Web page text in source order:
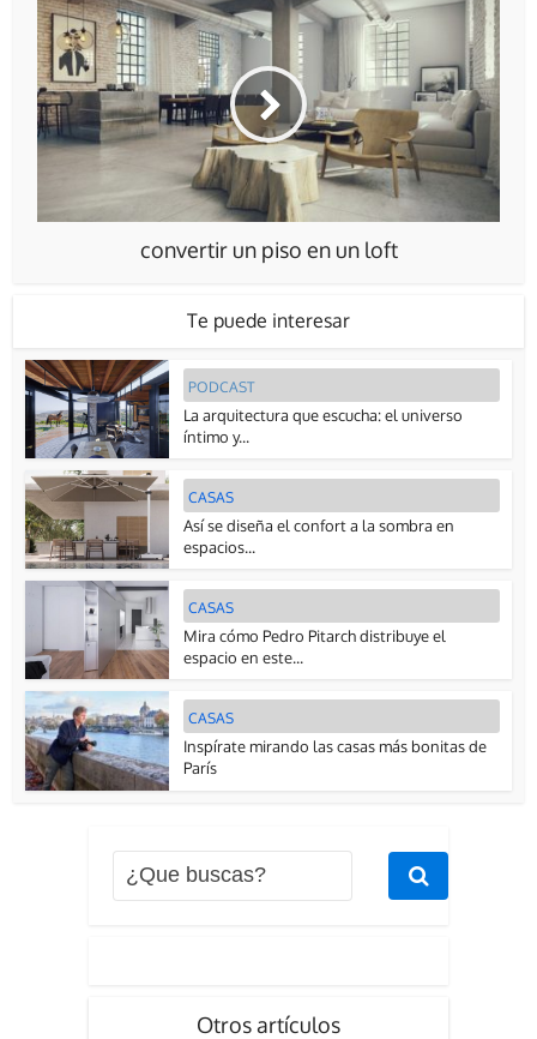
convertir un piso en un loft
Te puede interesar
PODCAST
La arquitectura que escucha: el universo
íntimo y...
CASAS
Así se diseña el confort a la sombra en
espacios...
CASAS
Mira cómo Pedro Pitarch distribuye el
espacio en este...
CASAS
Inspírate mirando las casas más bonitas de
París
Otros artículos